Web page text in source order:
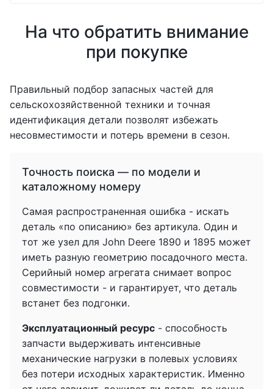
На что обратить внимание
при покупке
Правильный подбор запасных частей для
сельскохозяйственной техники и точная
идентификация детали позволят избежать
несовместимости и потерь времени в сезон.
Точность поиска — по модели и
каталожному номеру
Самая распространенная ошибка - искать
деталь «по описанию» без артикула. Один и
тот же узел для John Deere 1890 и 1895 может
иметь разную геометрию посадочного места.
Серийный номер агрегата снимает вопрос
совместимости - и гарантирует, что деталь
встанет без подгонки.
Эксплуатационный ресурс - способность
запчасти выдерживать интенсивные
механические нагрузки в полевых условиях
без потери исходных характеристик. Именно